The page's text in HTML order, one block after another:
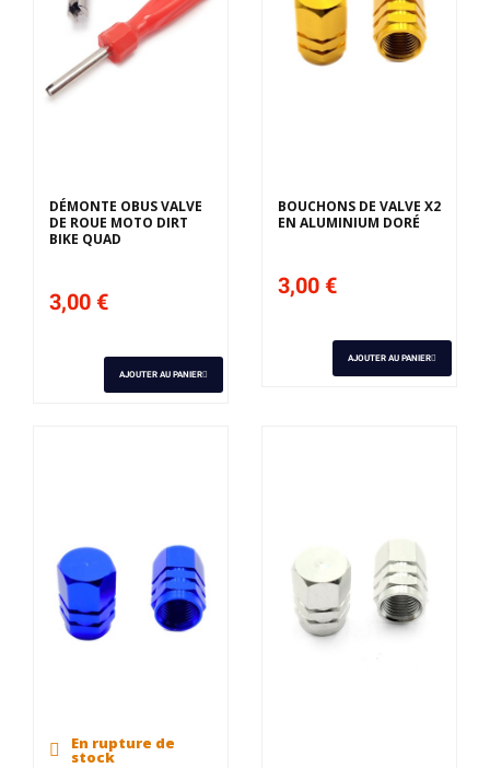
DÉMONTE OBUS VALVE
DE ROUE MOTO DIRT
BIKE QUAD
3,00 €
AJOUTER AU PANIER
BOUCHONS DE VALVE X2
EN ALUMINIUM DORÉ
3,00 €
AJOUTER AU PANIER
En rupture de
stock